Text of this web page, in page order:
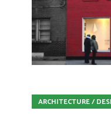
ARCHITECTURE /